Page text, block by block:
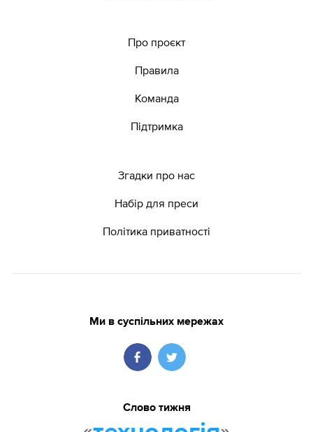
Про проєкт
Правила
Команда
Підтримка
Згадки про нас
Набір для преси
Політика приватності
Ми в суспільних мережах
Слово тижня